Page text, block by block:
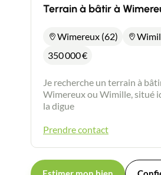
Terrain à bâtir à
Wimereux (62)
350 000€
Je recherche un terrain à
Wimereux ou Wimille, situé
la digue
Prendre contact